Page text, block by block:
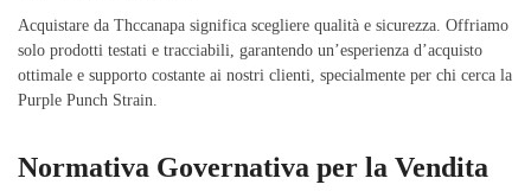
Acquistare da Thccanapa significa scegliere qualità e sicurezza. Offriamo
solo prodotti testati e tracciabili, garantendo un’esperienza d’acquisto
ottimale e supporto costante ai nostri clienti, specialmente per chi cerca la
Purple Punch Strain.
Normativa Governativa per la Vendita